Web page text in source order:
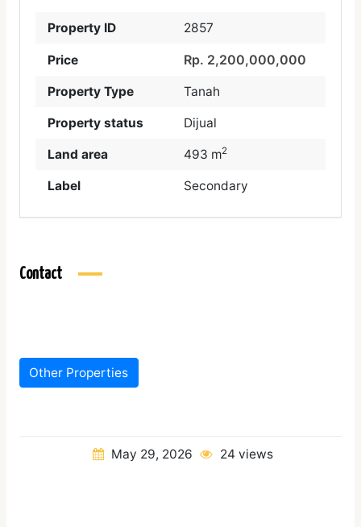
Property ID 2857
Price Rp. 2,200,000,000
Property Type Tanah
Property status Dijual
Land area 493 m2
Label Secondary
Contact
Other Properties
May 29, 2026 24 views